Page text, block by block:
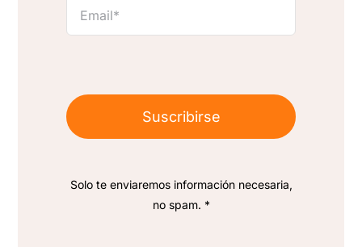
Suscribirse
Solo te enviaremos información necesaria,
no spam. *